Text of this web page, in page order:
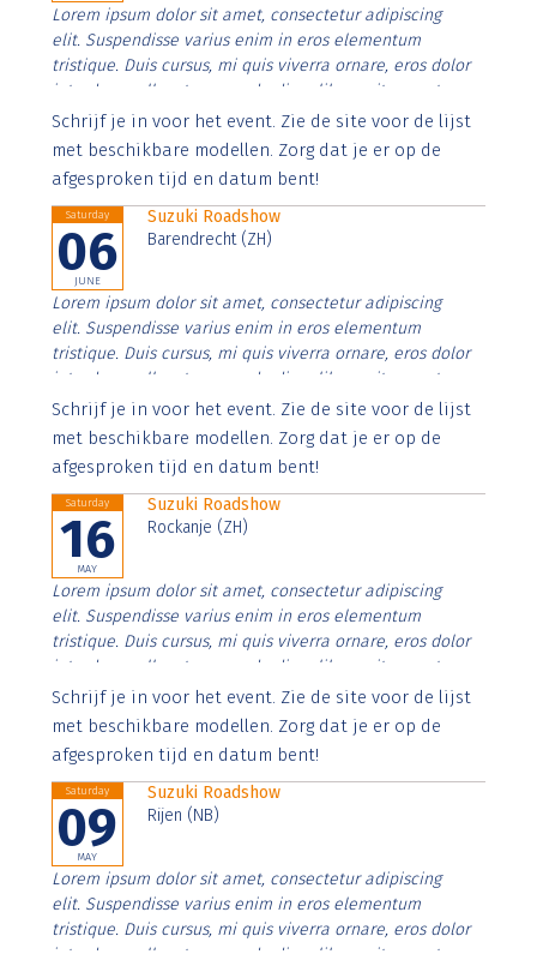
Lorem ipsum dolor sit amet, consectetur adipiscing
elit. Suspendisse varius enim in eros elementum
tristique. Duis cursus, mi quis viverra ornare, eros dolor
interdum nulla, ut commodo diam libero vitae erat.
Aenean faucibus nibh et justo cursus id rutrum lorem
imperdiet. Nunc ut sem vitae risus tristique posuere.
Schrijf je in voor het event. Zie de site voor de lijst
met beschikbare modellen. Zorg dat je er op de
afgesproken tijd en datum bent!
Saturday
06
JUNE
Suzuki Roadshow
Barendrecht (ZH)
Lorem ipsum dolor sit amet, consectetur adipiscing
elit. Suspendisse varius enim in eros elementum
tristique. Duis cursus, mi quis viverra ornare, eros dolor
interdum nulla, ut commodo diam libero vitae erat.
Aenean faucibus nibh et justo cursus id rutrum lorem
imperdiet. Nunc ut sem vitae risus tristique posuere.
Schrijf je in voor het event. Zie de site voor de lijst
met beschikbare modellen. Zorg dat je er op de
afgesproken tijd en datum bent!
Saturday
16
MAY
Suzuki Roadshow
Rockanje (ZH)
Lorem ipsum dolor sit amet, consectetur adipiscing
elit. Suspendisse varius enim in eros elementum
tristique. Duis cursus, mi quis viverra ornare, eros dolor
interdum nulla, ut commodo diam libero vitae erat.
Aenean faucibus nibh et justo cursus id rutrum lorem
imperdiet. Nunc ut sem vitae risus tristique posuere.
Schrijf je in voor het event. Zie de site voor de lijst
met beschikbare modellen. Zorg dat je er op de
afgesproken tijd en datum bent!
Saturday
09
MAY
Suzuki Roadshow
Rijen (NB)
Lorem ipsum dolor sit amet, consectetur adipiscing
elit. Suspendisse varius enim in eros elementum
tristique. Duis cursus, mi quis viverra ornare, eros dolor
interdum nulla, ut commodo diam libero vitae erat.